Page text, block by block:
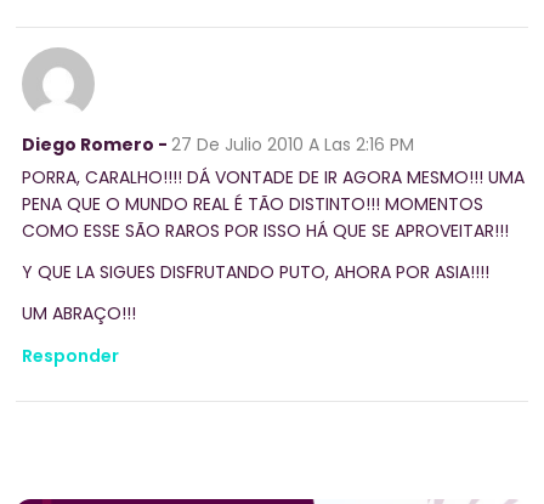
Diego Romero - 27 De Julio 2010 A Las 2:16 PM
PORRA, CARALHO!!!! DÁ VONTADE DE IR AGORA MESMO!!! UMA
PENA QUE O MUNDO REAL É TÃO DISTINTO!!! MOMENTOS
COMO ESSE SÃO RAROS POR ISSO HÁ QUE SE APROVEITAR!!!
Y QUE LA SIGUES DISFRUTANDO PUTO, AHORA POR ASIA!!!!
UM ABRAÇO!!!
Responder